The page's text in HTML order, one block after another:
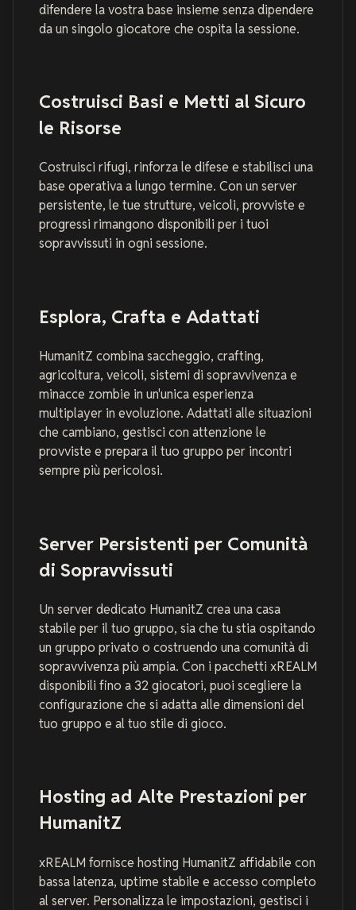
difendere la vostra base insieme senza dipendere
da un singolo giocatore che ospita la sessione.
Costruisci Basi e Metti al Sicuro
le Risorse
Costruisci rifugi, rinforza le difese e stabilisci una
base operativa a lungo termine. Con un server
persistente, le tue strutture, veicoli, provviste e
progressi rimangono disponibili per i tuoi
sopravvissuti in ogni sessione.
Esplora, Crafta e Adattati
HumanitZ combina saccheggio, crafting,
agricoltura, veicoli, sistemi di sopravvivenza e
minacce zombie in un'unica esperienza
multiplayer in evoluzione. Adattati alle situazioni
che cambiano, gestisci con attenzione le
provviste e prepara il tuo gruppo per incontri
sempre più pericolosi.
Server Persistenti per Comunità
di Sopravvissuti
Un server dedicato HumanitZ crea una casa
stabile per il tuo gruppo, sia che tu stia ospitando
un gruppo privato o costruendo una comunità di
sopravvivenza più ampia. Con i pacchetti xREALM
disponibili fino a 32 giocatori, puoi scegliere la
configurazione che si adatta alle dimensioni del
tuo gruppo e al tuo stile di gioco.
Hosting ad Alte Prestazioni per
HumanitZ
xREALM fornisce hosting HumanitZ affidabile con
bassa latenza, uptime stabile e accesso completo
al server. Personalizza le impostazioni, gestisci i